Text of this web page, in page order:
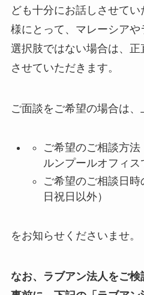
ども十分にお話しさせて
様にとって、マレーシア
選択肢ではない場合は、正
させていただきます。
ご面談をご希望の場合は、
ご希望のご相談方
ルンプールオフィス
ご希望のご相談日
日祝日以外）
をお知らせくださいませ。
なお、ラブアン法人をご検